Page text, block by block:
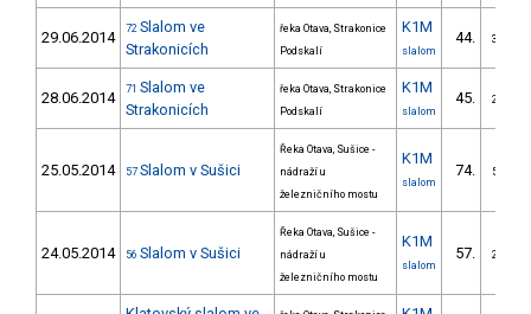
29.06.2014 72 Slalom ve
Strakonicích
řeka Otava, Strakonice
Podskalí
K1M
slalom
44. 3/VS
28.06.2014 71 Slalom ve
Strakonicích
řeka Otava, Strakonice
Podskalí
K1M
slalom
45. 2/VS
25.05.2014 57 Slalom v Sušici
Řeka Otava, Sušice -
nádraží u
železničního mostu
K1M
slalom
74. 5/VS
24.05.2014 56 Slalom v Sušici
Řeka Otava, Sušice -
nádraží u
železničního mostu
K1M
slalom
57. 2/VS